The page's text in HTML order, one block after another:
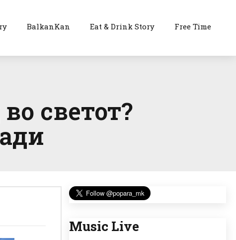
BalkanKan Eat & Drink Story Free Time
светот?
Music Live